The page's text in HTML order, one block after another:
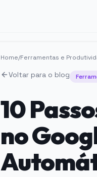
Home/Ferramentas e
Voltar para o blog
10
no